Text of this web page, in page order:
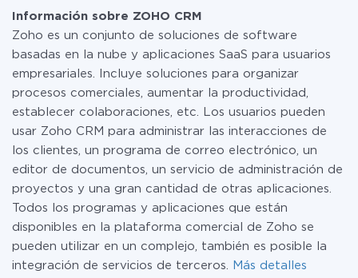
Información sobre ZOHO CRM
Zoho es un conjunto de soluciones de software
basadas en la nube y aplicaciones SaaS para usuarios
empresariales. Incluye soluciones para organizar
procesos comerciales, aumentar la productividad,
establecer colaboraciones, etc. Los usuarios pueden
usar Zoho CRM para administrar las interacciones de
los clientes, un programa de correo electrónico, un
editor de documentos, un servicio de administración de
proyectos y una gran cantidad de otras aplicaciones.
Todos los programas y aplicaciones que están
disponibles en la plataforma comercial de Zoho se
pueden utilizar en un complejo, también es posible la
integración de servicios de terceros.
Más detalles